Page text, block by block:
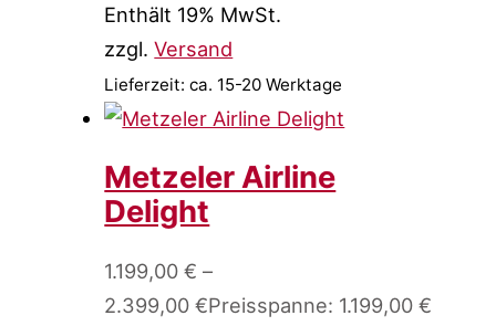
Enthält 19% MwSt.
zzgl.Versand
Lieferzeit: ca. 15-20 Werktage
Metzeler Airline
Delight
1.199,00€ –
2.399,00€Preisspanne: 1.199,00 €